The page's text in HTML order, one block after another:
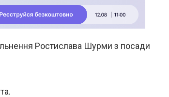
Ростислава Шурми з посади